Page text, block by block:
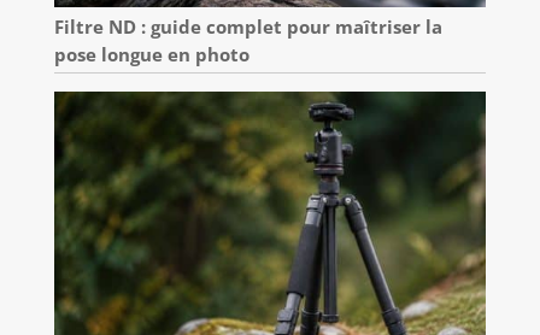
Filtre ND : guide complet pour maîtriser la
pose longue en photo